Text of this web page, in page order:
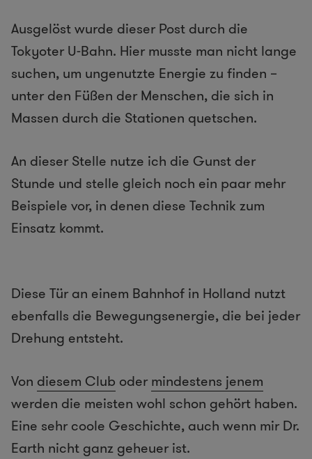
Ausgelöst wurde dieser Post durch die
Tokyoter U-Bahn. Hier musste man nicht lange
suchen, um ungenutzte Energie zu finden –
unter den Füßen der Menschen, die sich in
Massen durch die Stationen quetschen.
An dieser Stelle nutze ich die Gunst der
Stunde und stelle gleich noch ein paar mehr
Beispiele vor, in denen diese Technik zum
Einsatz kommt.
Diese Tür an einem Bahnhof in Holland nutzt
ebenfalls die Bewegungsenergie, die bei jeder
Drehung entsteht.
Von diesem Club oder mindestens jenem
werden die meisten wohl schon gehört haben.
Eine sehr coole Geschichte, auch wenn mir Dr.
Earth nicht ganz geheuer ist.